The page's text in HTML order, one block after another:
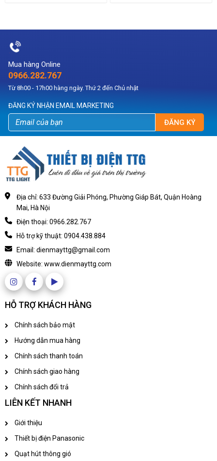
Mua hàng Online
0966.282.767
Từ 8h00 - 17h00 hàng ngày. Thứ 2 đến Chủ nhật
ĐĂNG KÝ NHẬN EMAIL MARKETING
ĐĂNG KÝ
Địa chỉ: 633 Đường Giải Phóng, Phường Giáp Bát, Quận Hoàng
Mai, Hà Nội
Điện thoại: 0966.282.767
Hỗ trợ kỹ thuật: 0904.438.884
Email: dienmayttg@gmail.com
Website: www.dienmayttg.com
HỖ TRỢ KHÁCH HÀNG
Chính sách bảo mật
Hướng dẫn mua hàng
Chính sách thanh toán
Chính sách giao hàng
Chính sách đổi trả
LIÊN KẾT NHANH
Giới thiệu
Thiết bị điện Panasonic
Quạt hút thông gió